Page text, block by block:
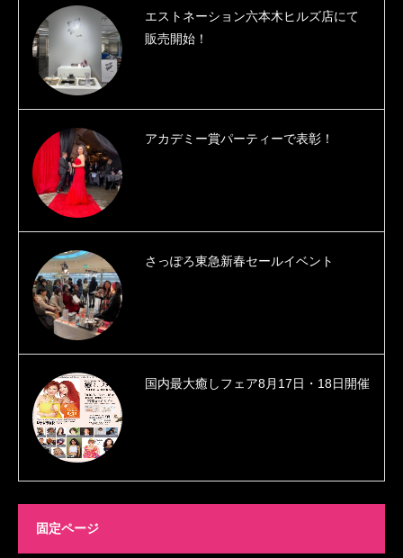
エストネーション六本木ヒルズ店にて
販売開始！
アカデミー賞パーティーで表彰！
さっぽろ東急新春セールイベント
国内最大癒しフェア8月17日・18日開催
固定ページ